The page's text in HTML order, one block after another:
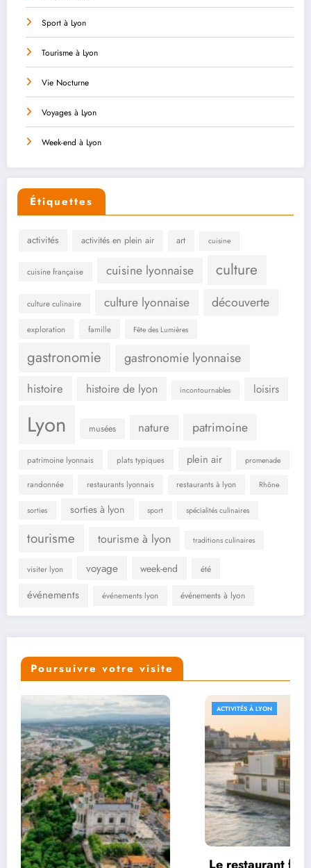
Sport à Lyon
Tourisme à Lyon
Vie Nocturne
Voyages à Lyon
Week-end à Lyon
Étiquettes
activités activités en plein air art cuisine
cuisine française cuisine lyonnaise culture
culture culinaire culture lyonnaise découverte
exploration famille Fête des Lumières
gastronomie gastronomie lyonnaise
histoire histoire de lyon incontournables loisirs
Lyon musées nature patrimoine
patrimoine lyonnais plats typiques plein air promenade
randonnée restaurants lyonnais restaurants à lyon Rhône
sorties sorties à lyon sport spécialités culinaires
tourisme tourisme à lyon traditions culinaires
visiter lyon voyage week-end été
événements événements lyon événements à lyon
Poursuivre votre visite
ACTIVITÉS À LYON